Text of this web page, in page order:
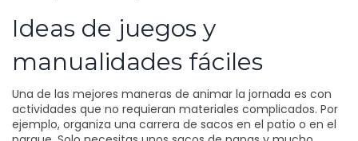
Ideas de juegos y
manualidades fáciles
Una de las mejores maneras de animar la jornada es con
actividades que no requieran materiales complicados. Por
ejemplo, organiza una carrera de sacos en el patio o en el